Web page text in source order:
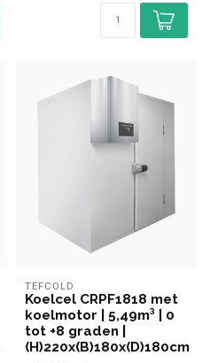
TEFCOLD
Koelcel CRPF1818 met
koelmotor | 5,49m³ | 0
tot +8 graden |
(H)220x(B)180x(D)180cm